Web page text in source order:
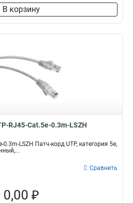
В корзину
RJ45-Cat.5e-0.3m-LSZH
0.3m-LSZH Патч-корд UTP, категория 5e,
Сравнить
0,00 ₽